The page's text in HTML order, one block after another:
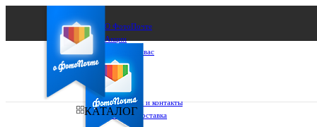
О ФотоПочте
Акции
Сделаем за вас
Бизнесу
FAQ
Франшиза
Поддержка и контакты
Оплата и доставка
КАТАЛОГ